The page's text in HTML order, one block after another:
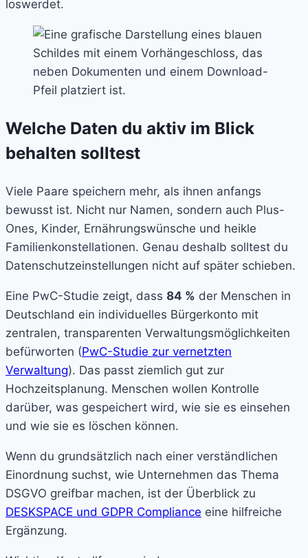
loswerdet.
Welche Daten du aktiv im Blick
behalten solltest
Viele Paare speichern mehr, als ihnen anfangs
bewusst ist. Nicht nur Namen, sondern auch Plus-
Ones, Kinder, Ernährungswünsche und heikle
Familienkonstellationen. Genau deshalb solltest du
Datenschutzeinstellungen nicht auf später schieben.
Eine PwC-Studie zeigt, dass 84 % der Menschen in
Deutschland ein individuelles Bürgerkonto mit
zentralen, transparenten Verwaltungsmöglichkeiten
befürworten (PwC-Studie zur vernetzten
Verwaltung). Das passt ziemlich gut zur
Hochzeitsplanung. Menschen wollen Kontrolle
darüber, was gespeichert wird, wie sie es einsehen
und wie sie es löschen können.
Wenn du grundsätzlich nach einer verständlichen
Einordnung suchst, wie Unternehmen das Thema
DSGVO greifbar machen, ist der Überblick zu
DESKSPACE und GDPR Compliance eine hilfreiche
Ergänzung.